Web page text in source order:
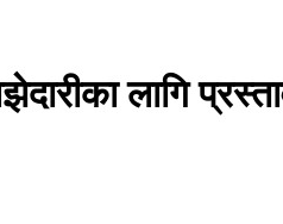
लागि